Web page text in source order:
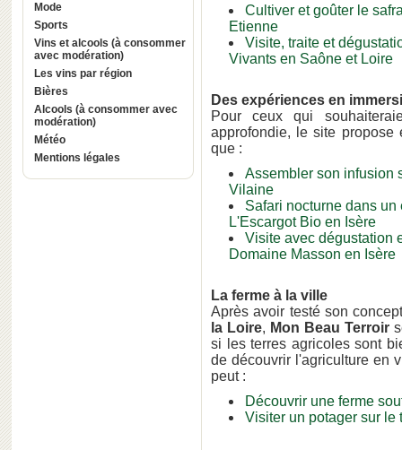
Mode
Sports
Vins et alcools (à consommer
avec modération)
Les vins par région
Bières
Alcools (à consommer avec
modération)
Météo
Mentions légales
Cultiver et goûter le
Etienne
Visite, traite et
Vivants en Saône et Loire
Des expériences en
Pour ceux qui
approfondie, le site propose
que :
Assembler son infusion
Vilaine
Safari nocturne dans
L'Escargot Bio en Isère
Visite avec dégustation
Domaine Masson en Isère
La ferme à la ville
Après avoir testé son
la Loire, Mon Beau Terroir
si les terres agricoles sont
de découvrir l'agriculture en
peut :
Découvrir une ferme
Visiter un potager sur le